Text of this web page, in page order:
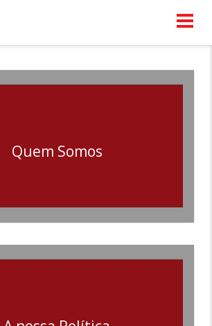
Quem Somos